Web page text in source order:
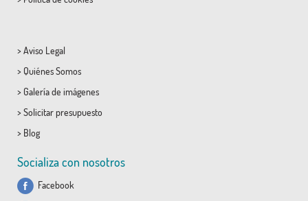
> Aviso Legal
> Quiénes Somos
> Galería de imágenes
> Solicitar presupuesto
> Blog
Socializa con nosotros
Facebook